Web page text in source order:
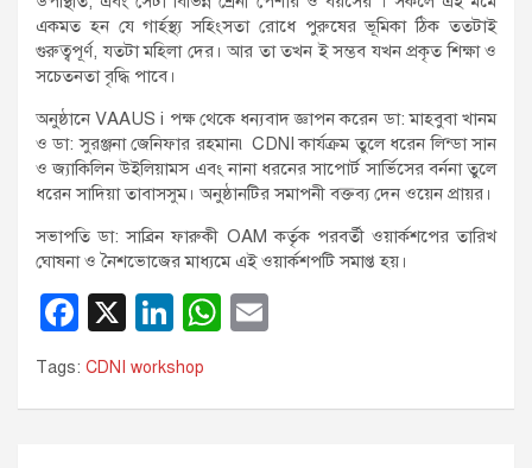
একমত হন যে গার্হস্থ্য সহিংসতা রোধে পুরুষের ভূমিকা ঠিক ততটাই
গুরুত্বপূর্ণ, যতটা মহিলা দের। আর তা তখন ই সম্ভব যখন প্রকৃত শিক্ষা ও
সচেতনতা বৃদ্ধি পাবে।
অনুষ্ঠানে VAAUS i পক্ষ থেকে ধন্যবাদ জ্ঞাপন করেন ডা: মাহবুবা খানম
ও ডা: সুরঞ্জনা জেনিফার রহমান৷ CDNI কার্যক্রম তুলে ধরেন লিন্ডা সান
ও জ্যাকিলিন উইলিয়ামস এবং নানা ধরনের সাপোর্ট সার্ভিসের বর্ননা তুলে
ধরেন সাদিয়া তাবাসসুম। অনুষ্ঠানটির সমাপনী বক্তব্য দেন ওয়েন প্রায়র।
সভাপতি ডা: সাব্রিন ফারুকী OAM কর্তৃক পরবর্তী ওয়ার্কশপের তারিখ
ঘোষনা ও নৈশভোজের মাধ্যমে এই ওয়ার্কশপটি সমাপ্ত হয়।
F
a
c
X
Li
n
k
W
Tags: CDNI workshop